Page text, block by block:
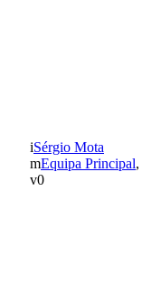
Sérgio Mota
Equipa Principal,
0